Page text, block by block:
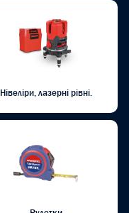
Нівеліри, лазерні рівні.